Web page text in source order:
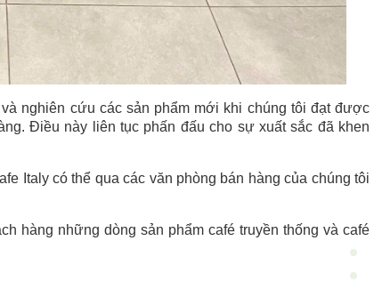
nghiên cứu các sản phẩm mới khi chúng tôi đạt được
Điều này liên tục phấn đấu cho sự xuất sắc đã khen
Italy có thể qua các văn phòng bán hàng của chúng tôi
hàng những dòng sản phẩm café truyền thống và café